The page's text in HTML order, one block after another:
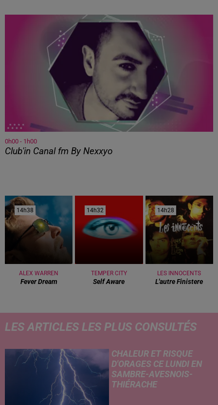
0h00 - 1h00
Club'in Canal fm By Nexxyo
14h38
14h38
ALEX WARREN
Fever Dream
14h32
14h32
TEMPER CITY
Self Aware
14h28
14h28
LES INNOCENTS
L'autre Finistere
LES ARTICLES LES PLUS CONSULTÉS
CHALEUR ET RISQUE
D'ORAGES CE LUNDI EN
SAMBRE-AVESNOIS-
THIÉRACHE